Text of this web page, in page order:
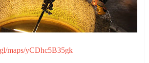
maps/yCDhc5B35gk